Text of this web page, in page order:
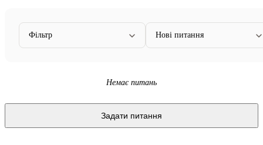
Фільтр Нові питання
Немає питань
Задати питання